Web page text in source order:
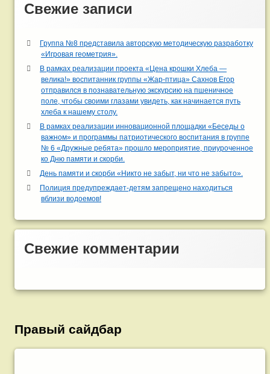
Свежие записи
Группа №8 представила авторскую методическую разработку
«Игровая геометрия».
В рамках реализации проекта «Цена крошки Хлеба —
велика!» воспитанник группы «Жар-птица» Сахнов Егор
отправился в познавательную экскурсию на пшеничное
поле, чтобы своими глазами увидеть, как начинается путь
хлеба к нашему столу.
В рамках реализации инновационной площадки «Беседы о
важном» и программы патриотического воспитания в группе
№ 6 «Дружные ребята» прошло мероприятие, приуроченное
ко Дню памяти и скорби.
День памяти и скорби «Никто не забыт, ни что не забыто».
Полиция предупреждает-детям запрещено находиться
вблизи водоемов!
Свежие комментарии
Правый сайдбар